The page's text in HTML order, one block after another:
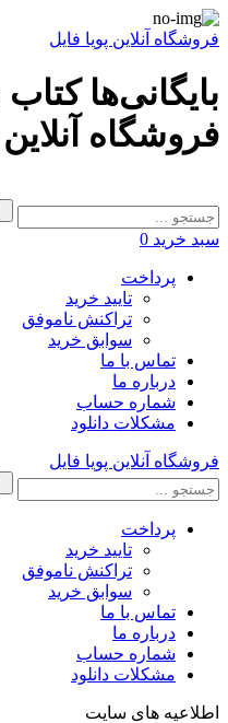
فروشگاه آنلاین پویا فایل
بایگانی‌ها
فروشگاه آنلاین
سبد خرید 0
پرداخت
تایید خرید
تراکنش ناموفق
سوابق خرید
تماس با ما
درباره ما
شماره حساب
مشکلات دانلود
فروشگاه آنلاین پویا فایل
پرداخت
تایید خرید
تراکنش ناموفق
سوابق خرید
تماس با ما
درباره ما
شماره حساب
مشکلات دانلود
اطلاعیه های سایت